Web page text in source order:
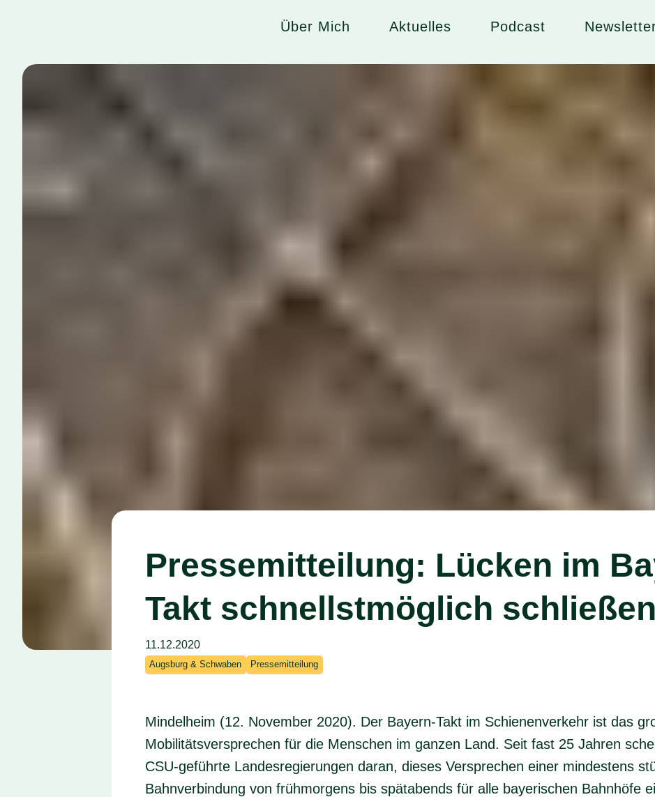
Über Mich Aktuelles Podcast
Pressemitteilung: Lücken im
Takt schnellstmöglich schließen
11.12.2020
Augsburg & Schwaben Pressemitteilung
Mindelheim (12. November 2020). Der Bayern-Takt im Schienenverkehr ist das
Mobilitätsversprechen für die Menschen im ganzen Land. Seit fast 25 Jahren
CSU-geführte Landesregierungen daran, dieses Versprechen einer mindestens
Bahnverbindung von frühmorgens bis spätabends für alle bayerischen Bahnhöfe